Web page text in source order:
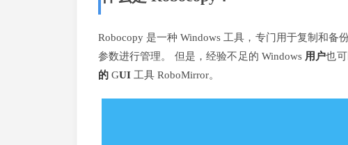
Robocopy 是一种 Windows 工具，专门用于复制和备
参数进行管理。 但是，经验不足的 Windows 用户也
的GUI工具 RoboMirror。